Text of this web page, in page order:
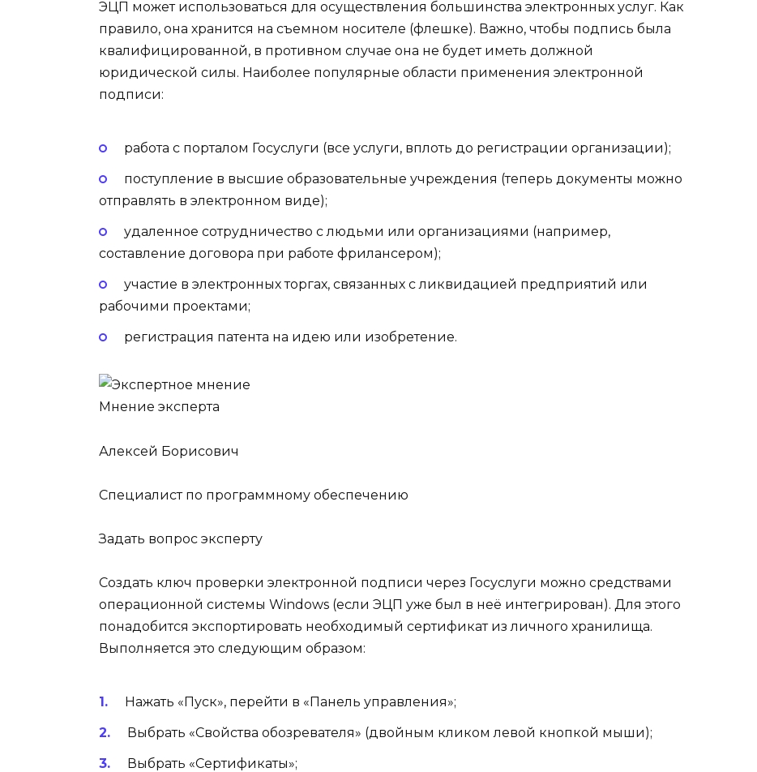
ЭЦП может использоваться для осуществления большинства электронных услуг. Как
правило, она хранится на съемном носителе (флешке). Важно, чтобы подпись была
квалифицированной, в противном случае она не будет иметь должной
юридической силы. Наиболее популярные области применения электронной
подписи:
работа с порталом Госуслуги (все услуги, вплоть до регистрации организации);
поступление в высшие образовательные учреждения (теперь документы можно
отправлять в электронном виде);
удаленное сотрудничество с людьми или организациями (например,
составление договора при работе фрилансером);
участие в электронных торгах, связанных с ликвидацией предприятий или
рабочими проектами;
регистрация патента на идею или изобретение.
Мнение эксперта
Алексей Борисович
Специалист по программному обеспечению
Задать вопрос эксперту
Создать ключ проверки электронной подписи через Госуслуги можно средствами
операционной системы Windows (если ЭЦП уже был в неё интегрирован). Для этого
понадобится экспортировать необходимый сертификат из личного хранилища.
Выполняется это следующим образом:
Нажать «Пуск», перейти в «Панель управления»;
Выбрать «Свойства обозревателя» (двойным кликом левой кнопкой мыши);
Выбрать «Сертификаты»;